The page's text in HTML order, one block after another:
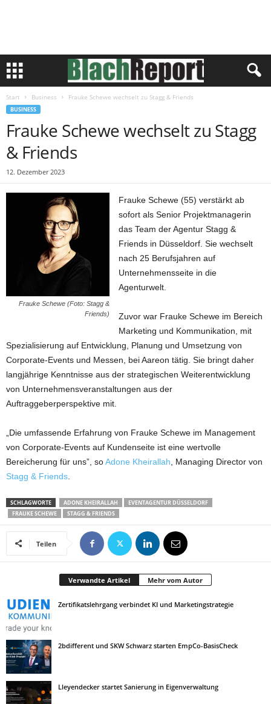
Start Business Frauke Schewe wechselt zu Stagg & Friends
BUSINESS
Frauke Schewe wechselt zu Stagg
& Friends
12. Dezember 2023
Frauke Schewe (Foto: Stagg &
Friends)
Frauke Schewe (55) verstärkt ab
sofort als Senior Projektmanagerin
das Team der Agentur Stagg &
Friends in Düsseldorf. Sie wechselt
nach 25 Berufsjahren auf
Unternehmensseite in die
Agenturwelt.
Zuvor war Frauke Schewe im Bereich
Marketing und Kommunikation, mit
Spezialisierung auf Entwicklung, Planung und Umsetzung von
Corporate-Events und Messen, bei Aareon tätig. Sie bringt daher
langjährige Kenntnisse aus der strategischen Weiterentwicklung
von Unternehmensveranstaltungen aus der
Auftraggeberperspektive mit.
„Die umfassende Erfahrung von Frauke Schewe im Management
von Corporate-Events auf Kundenseite ist eine wertvolle
Bereicherung für uns”, soAdone Kheirallah , Managing Director von
Stagg & Friends
SCHLAGWORTE ADONE KHEIRALLAH
EVENTAGENTUR DÜSSELDORF
FRAUKE SCHEWE
STAGG & FRIENDS
Teilen
Verwandte Artikel Mehr vom Autor
Zertifikatslehrgang verbindet KI und Marketingstrategie
2bdifferent und SKW Schwarz starten EmpCo-BasisCheck
Lleyendecker startet Sanierung in Eigenverwaltung